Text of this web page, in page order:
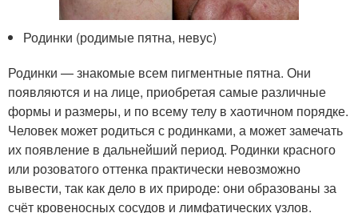
Родинки (родимые пятна, невус)
Родинки — знакомые всем пигментные пятна. Они
появляются и на лице, приобретая самые различные
формы и размеры, и по всему телу в хаотичном порядке.
Человек может родиться с родинками, а может замечать
их появление в дальнейший период. Родинки красного
или розоватого оттенка практически невозможно
вывести, так как дело в их природе: они образованы за
счёт кровеносных сосудов и лимфатических узлов.